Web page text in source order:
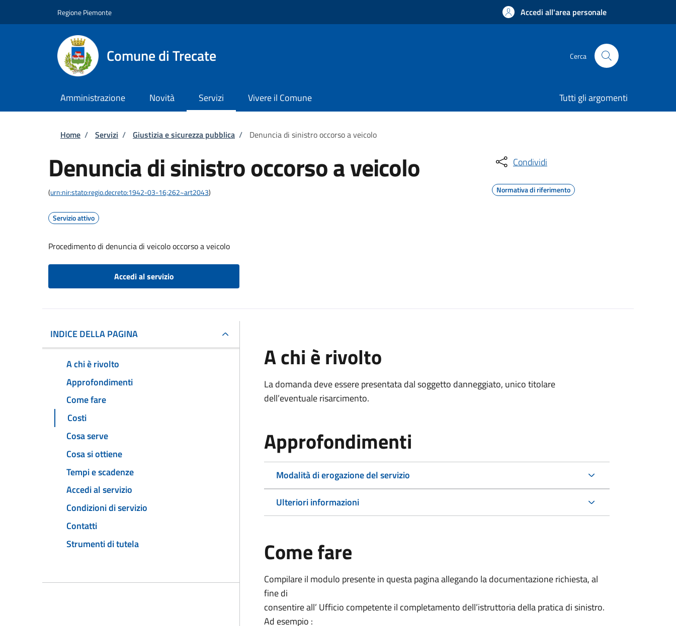
Regione Piemonte Accedi all'area personale
Comune di Trecate Cerca
Amministrazione Novità Servizi Vivere il Comune Tutti gli argomenti
Briciole di pane
Home / Servizi / Giustizia e sicurezza pubblica / Denuncia di sinistro occorso a veicolo
Denuncia di sinistro occorso a veicolo
(urn:nir:stato:regio.decreto:1942-03-16;262~art2043)
Servizio attivo
Procedimento di denuncia di veicolo occorso a veicolo
Accedi al servizio
Condividi
Normativa di riferimento
INDICE DELLA PAGINA
A chi è rivolto
Approfondimenti
Come fare
Costi
Cosa serve
Cosa si ottiene
Tempi e scadenze
Accedi al servizio
Condizioni di servizio
Contatti
Strumenti di tutela
A chi è rivolto
La domanda deve essere presentata dal soggetto danneggiato, unico titolare
dell’eventuale risarcimento.
Approfondimenti
Modalità di erogazione del servizio
Ulteriori informazioni
Come fare
Compilare il modulo presente in questa pagina allegando la documentazione richiesta, al
fine di
consentire all’ Ufficio competente il completamento dell’istruttoria della pratica di sinistro.
Ad esempio :